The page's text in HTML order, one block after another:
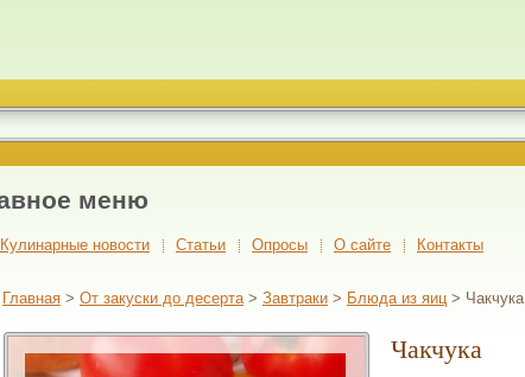
меню
Кулинарные новости Cтатьи Опросы О сайте Контакты
Главная > От закуски до десерта > Завтраки > Блюда из яиц > Чакчука
Чакчука